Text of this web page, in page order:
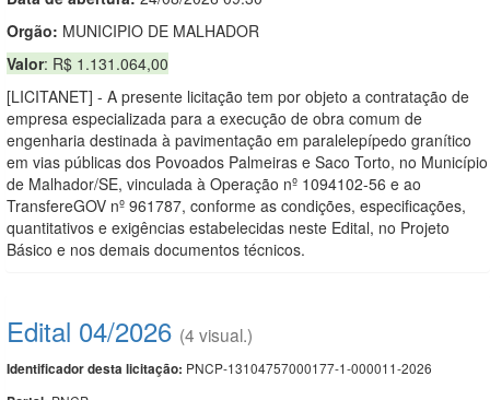
Orgão: MUNICIPIO DE MALHADOR
Valor: R$ 1.131.064,00
[LICITANET] - A presente licitação tem por objeto a contratação de
empresa especializada para a execução de obra comum de
engenharia destinada à pavimentação em paralelepípedo granítico
em vias públicas dos Povoados Palmeiras e Saco Torto, no Município
de Malhador/SE, vinculada à Operação nº 1094102-56 e ao
TransfereGOV nº 961787, conforme as condições, especificações,
quantitativos e exigências estabelecidas neste Edital, no Projeto
Básico e nos demais documentos técnicos.
Edital 04/2026 (4 visual.)
Identificador desta licitação: PNCP-13104757000177-1-000011-2026